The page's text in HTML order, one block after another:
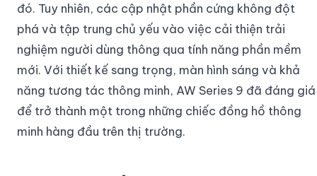
đó. Tuy nhiên, các cập nhật phần cứng không đột
phá và tập trung chủ yếu vào việc cải thiện trải
nghiệm người dùng thông qua tính năng phần mềm
mới. Với thiết kế sang trọng, màn hình sáng và khả
năng tương tác thông minh, AW Series 9 đã đáng giá
để trở thành một trong những chiếc đồng hồ thông
minh hàng đầu trên thị trường.